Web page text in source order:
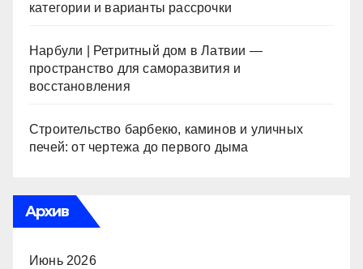
категории и варианты рассрочки
Нарбули | Ретритный дом в Латвии —
пространство для саморазвития и
восстановления
Строительство барбекю, каминов и уличных
печей: от чертежа до первого дыма
Архив
Июнь 2026